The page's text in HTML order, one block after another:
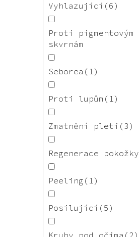
Vyhlazující 6
Proti pigmentovým
skvrnám
Seborea 1
Proti lupům 1
Zmatnění pleti 3
Regenerace pokožky
Peeling 1
Posilující 5